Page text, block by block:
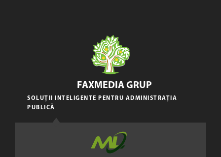
FAXMEDIA GRUP
SOLUȚII INTELIGENTE PENTRU ADMINISTRAȚIA
PUBLICĂ